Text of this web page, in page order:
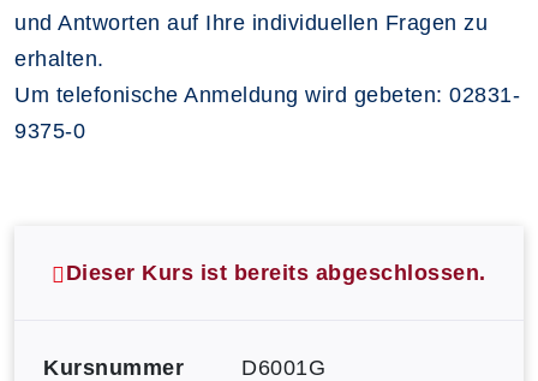
und Antworten auf Ihre individuellen Fragen zu
erhalten.
Um telefonische Anmeldung wird gebeten: 02831-
9375-0
Dieser Kurs ist bereits abgeschlossen.
Kursnummer D6001G